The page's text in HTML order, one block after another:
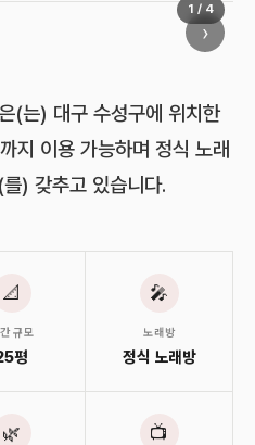
›
1 / 4
(는) 대구 수성구에 위치한
지 이용 가능하며 정식 노래
) 갖추고 있습니다.
📐
규모
평
🎤
노래방
정식 노래방
🌿 📺